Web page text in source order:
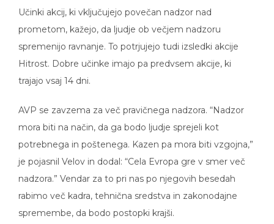
prometom, kažejo, da ljudje ob večjem nadzoru
spremenijo ravnanje. To potrjujejo tudi izsledki akcije
Hitrost. Dobre učinke imajo pa predvsem akcije, ki
mora biti na način, da ga bodo ljudje sprejeli kot
potrebnega in poštenega. Kazen pa mora biti vzgojna,”
je pojasnil Velov in dodal: “Cela Evropa gre v smer več
nadzora.” Vendar za to pri nas po njegovih besedah
rabimo več kadra, tehnična sredstva in zakonodajne